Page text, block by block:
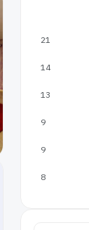
21
14
13
9
9
8